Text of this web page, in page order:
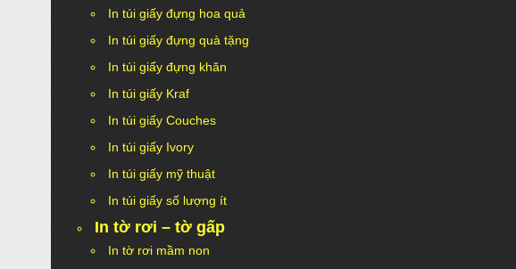
In túi giấy đựng hoa quả
In túi giấy đựng quà tặng
In túi giấy đựng khăn
In túi giấy Kraf
In túi giấy Couches
In túi giấy Ivory
In túi giấy mỹ thuật
In túi giấy số lượng ít
In tờ rơi – tờ gấp
In tờ rơi mầm non